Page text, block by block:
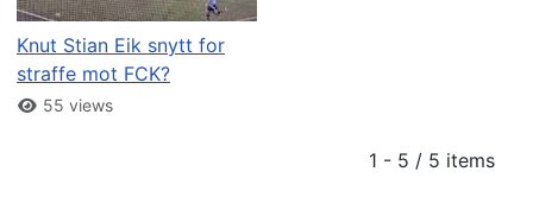
Knut Stian Eik snytt for
straffe mot FCK?
55 views
1 - 5 / 5 items